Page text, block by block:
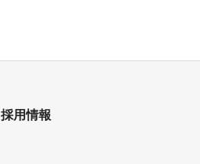
採用情報